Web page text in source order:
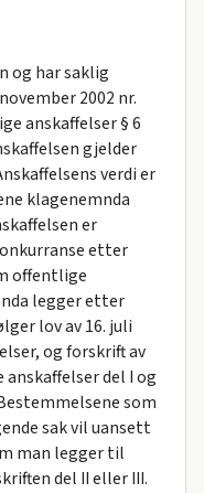
og har saklig
2002 nr.
anskaffelser § 6
gjelder
verdi er
klagenemnda
er
etter
offentlige
legger etter
lov av 16. juli
og forskrift av
anskaffelser del I og
som
sak vil uansett
man legger til
del II eller III.